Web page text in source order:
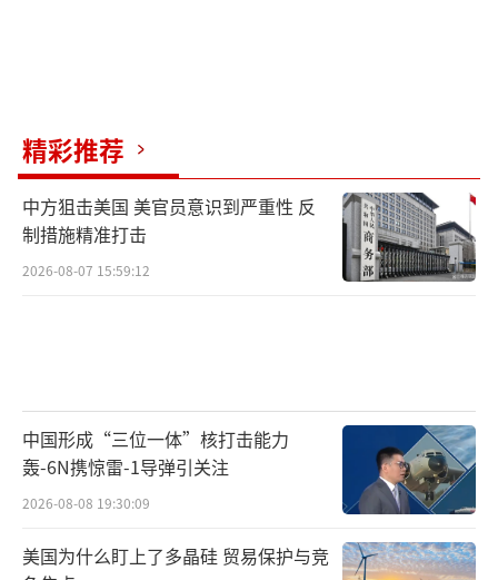
精彩推荐
中方狙击美国 美官员意识到严重性 反
制措施精准打击
2026-08-07 15:59:12
中国形成“三位一体”核打击能力
轰-6N携惊雷-1导弹引关注
2026-08-08 19:30:09
美国为什么盯上了多晶硅 贸易保护与竞